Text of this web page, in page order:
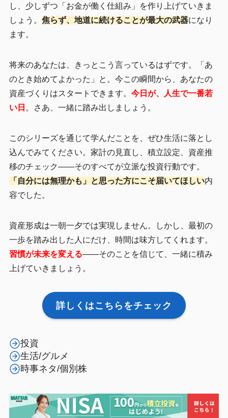
し、少しずつ「お金が働く仕組み」を作り上げていきま
しょう。 焦らず、地道に続けることが最大の武器になり
ます。
将来のあなたは、きっとこう言っているはずです。「あ
のとき始めてよかった」と。今この瞬間から、あなたの
資産づくりはスタートできます。 今日が、人生で一番若
い日 。さあ、一緒に踏み出しましょう。
このシリーズを通じて学んだことを、ぜひ生活に落とし
込んでみてください。家計の見直し、積立設定、資産推
移のチェック――そのすべてが立派な投資行動です。
「自分には無理かも」と思った方にこそ届いてほしい内
容でした。
資産形成は一朝一夕では実現しません。しかし、最初の
一歩を踏み出した人にだけ、時間は味方してくれます。
習慣が未来を変える――そのことを信じて、一緒に積み
上げていきましょう。
詳しくはこちらをチェック
投資
生活/グルメ
時事ネタ/個別株